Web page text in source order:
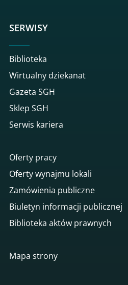
SERWISY
Biblioteka
Wirtualny dziekanat
Gazeta SGH
Sklep SGH
Serwis kariera
Oferty pracy
Oferty wynajmu lokali
Zamówienia publiczne
Biuletyn informacji publicznej
Biblioteka aktów prawnych
Mapa strony